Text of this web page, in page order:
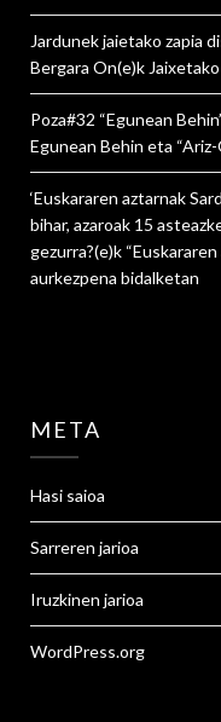
Jardunek jaietako zapia
Bergara On(e)k
Poza#32 “Egunean
Egunean Behin eta “Ariz-
‘Euskararen aztarnak
bihar, azaroak 15
gezurra?(e)k
aurkezpena bidalketan
META
Hasi saioa
Sarreren jarioa
Iruzkinen jarioa
WordPress.org